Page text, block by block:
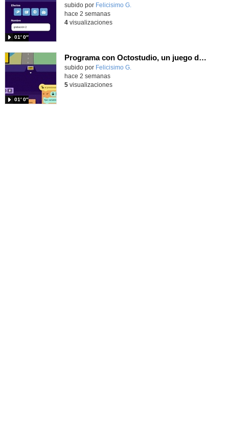
Contenido educativo.
subido por Felicisimo G.
01′ 0″
hace 2 semanas
4visualizaciones
Programa con Octostudio, un juego de Educación Víal cruzando un paso de cebra.
Contenido educativo.
subido por Felicisimo G.
01′ 0″
hace 2 semanas
5visualizaciones